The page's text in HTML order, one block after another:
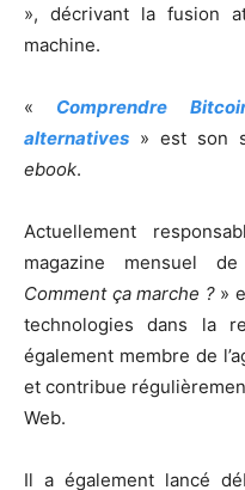
», décrivant la fusion
machine.
« Comprendre
alternatives » est son
ebook.
Actuellement
magazine mensuel
Comment ça marche ?»
technologies dans la
également membre de
et contribue
Web.
Il a également lancé